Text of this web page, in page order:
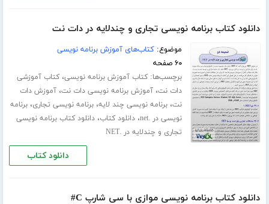
دانلود کتاب برنامه نویسی تجاری و چندلایه در دات نت
موضوع:کتاب‌های آموزش برنامه نویسی
۶۰ صفحه
برچسب‌ها:کتاب آموزش برنامه نویسی،کتاب آموزشی
دات نت،آموزش برنامه نویسی دات نت،آموزش دات
نت،برنامه نویسی چند لایه،برنامه نویسی تجاری،برنامه
نویسی در .net
،دانلود کتاب،دانلود کتاب برنامه نویسی
تجاری و چندلایه در .NET
دانلود کتاب
دانلود کتاب برنامه نویسی موازی با سی شارپ C#